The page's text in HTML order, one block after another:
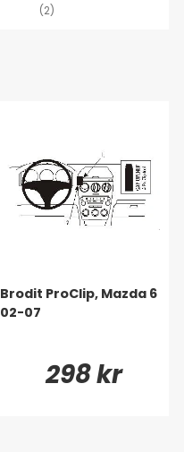
(2)
Brodit ProClip, Mazda 6
02-07
298 kr